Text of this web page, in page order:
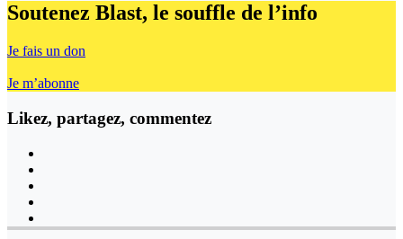
Soutenez Blast, le souffle de l’info
Je fais un don
Je m’abonne
Likez, partagez, commentez